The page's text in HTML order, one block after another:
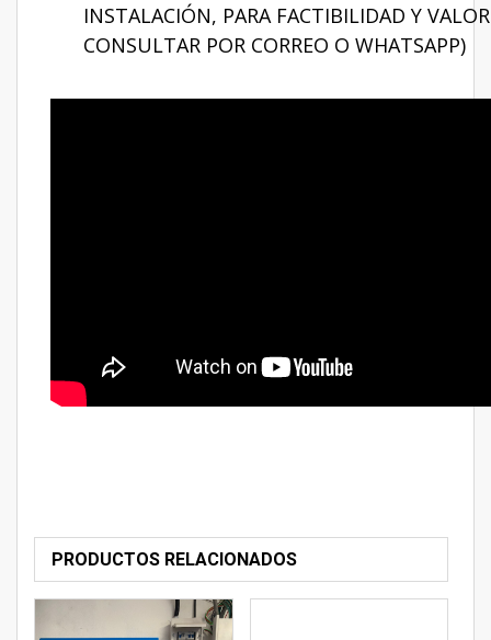
INSTALACIÓN, PARA FACTIBILIDAD Y VALOR
CONSULTAR POR CORREO O WHATSAPP)
PRODUCTOS RELACIONADOS